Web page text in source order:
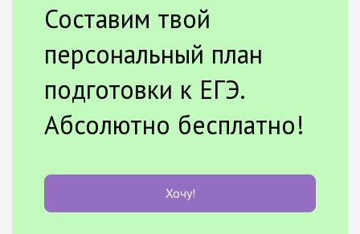
Составим твой
персональный план
подготовки к ЕГЭ.
Абсолютно бесплатно!
Хочу!